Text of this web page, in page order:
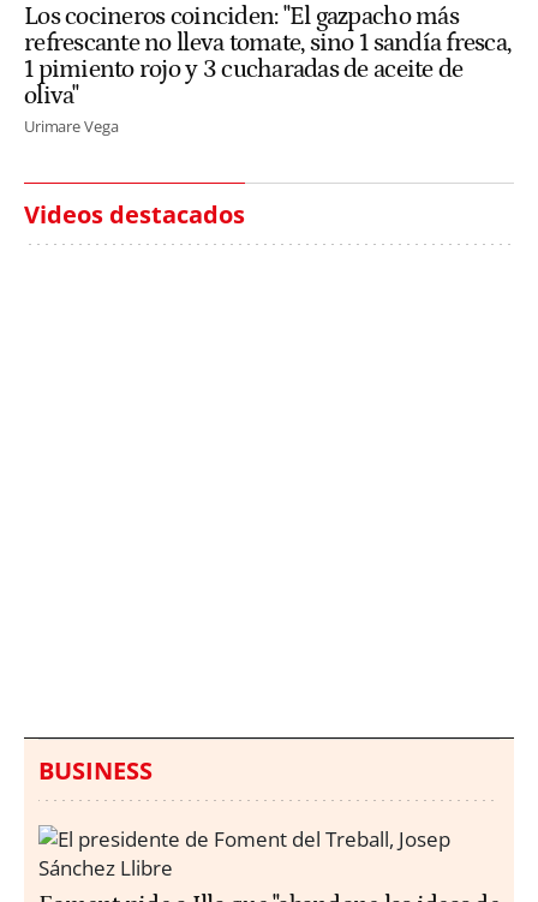
Los cocineros coinciden: "El gazpacho más
refrescante no lleva tomate, sino 1 sandía fresca,
1 pimiento rojo y 3 cucharadas de aceite de
oliva"
Urimare Vega
Videos destacados
BUSINESS